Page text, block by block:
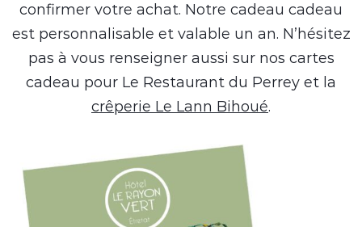
confirmer votre achat. Notre cadeau cadeau
est personnalisable et valable un an. N’hésitez
pas à vous renseigner aussi sur nos cartes
cadeau pour Le Restaurant du Perrey et la
crêperie Le Lann Bihoué.